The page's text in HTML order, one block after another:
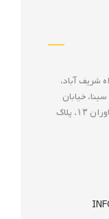
شريف آباد،
خيابان
۴۰، بعد از ميدان صنعت، كوی كوشاوران ۱۳، پلاک